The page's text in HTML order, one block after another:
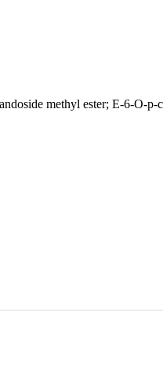
methyl ester; E-6-O-